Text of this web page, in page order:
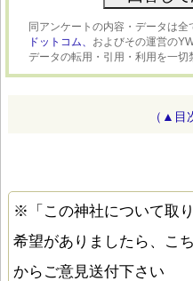
同アンケートの内容・データは全
ドットコム、 およびその運営の
データの転用・引用・利用を一切
（▲目
※「この神社について取
希望がありましたら、こ
からご意見送付下さい